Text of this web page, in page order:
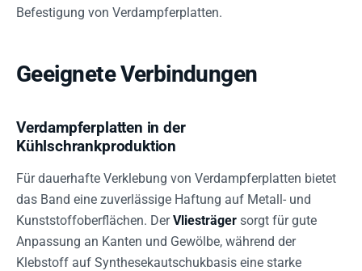
Befestigung von Verdampferplatten.
Geeignete Verbindungen
Verdampferplatten in der
Kühlschrankproduktion
Für dauerhafte Verklebung von Verdampferplatten bietet
das Band eine zuverlässige Haftung auf Metall- und
Kunststoffoberflächen. DerVliesträger sorgt für gute
Anpassung an Kanten und Gewölbe, während der
Klebstoff auf Synthesekautschukbasis eine starke